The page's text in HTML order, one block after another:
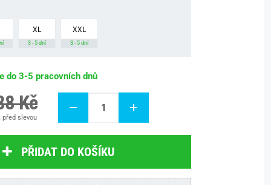
XL
3 - 5 dní
XXL
3 - 5 dní
do 3-5 pracovních dnů
Kč
před slevou
PŘIDAT DO KOŠÍKU